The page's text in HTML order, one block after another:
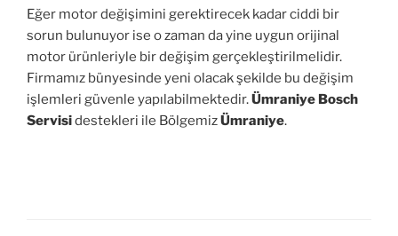
Eğer motor değişimini gerektirecek kadar ciddi bir
sorun bulunuyor ise o zaman da yine uygun orijinal
motor ürünleriyle bir değişim gerçekleştirilmelidir.
Firmamız bünyesinde yeni olacak şekilde bu değişim
işlemleri güvenle yapılabilmektedir.Ümraniye Bosch
Servisidestekleri ile BölgemizÜmraniye.